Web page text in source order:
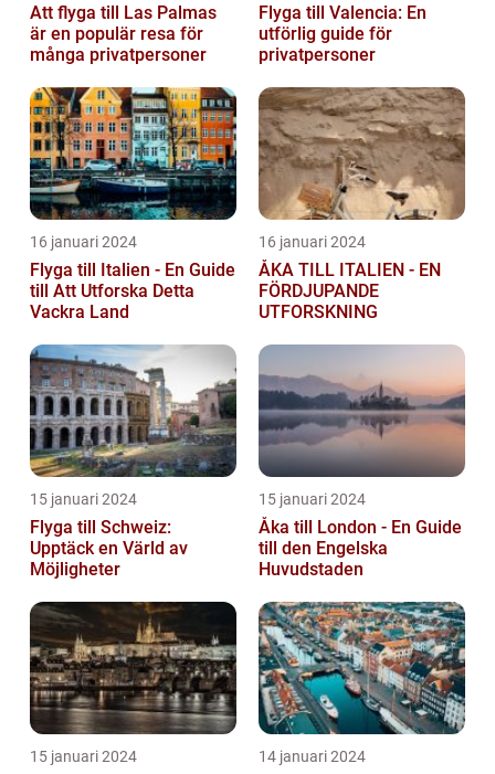
Att flyga till Las Palmas
är en populär resa för
många privatpersoner
Flyga till Valencia: En
utförlig guide för
privatpersoner
16 januari 2024
Flyga till Italien - En Guide
till Att Utforska Detta
Vackra Land
16 januari 2024
ÅKA TILL ITALIEN - EN
FÖRDJUPANDE
UTFORSKNING
15 januari 2024
Flyga till Schweiz:
Upptäck en Värld av
Möjligheter
15 januari 2024
Åka till London - En Guide
till den Engelska
Huvudstaden
15 januari 2024 14 januari 2024